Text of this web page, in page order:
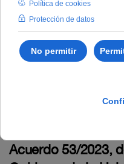
Bounia
Viernes, 28 Julio 2023
Acuerdo 53/2023,